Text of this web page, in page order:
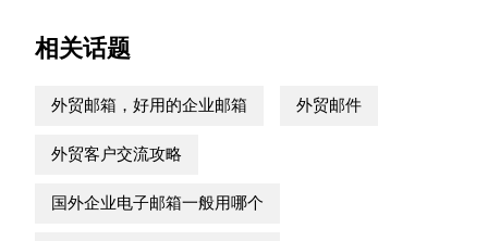
相关话题
外贸邮箱，好用的企业邮箱 外贸邮件
外贸客户交流攻略
国外企业电子邮箱一般用哪个